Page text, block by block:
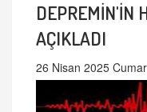
DEPREMİN'İN
AÇIKLADI
26 Nisan 2025